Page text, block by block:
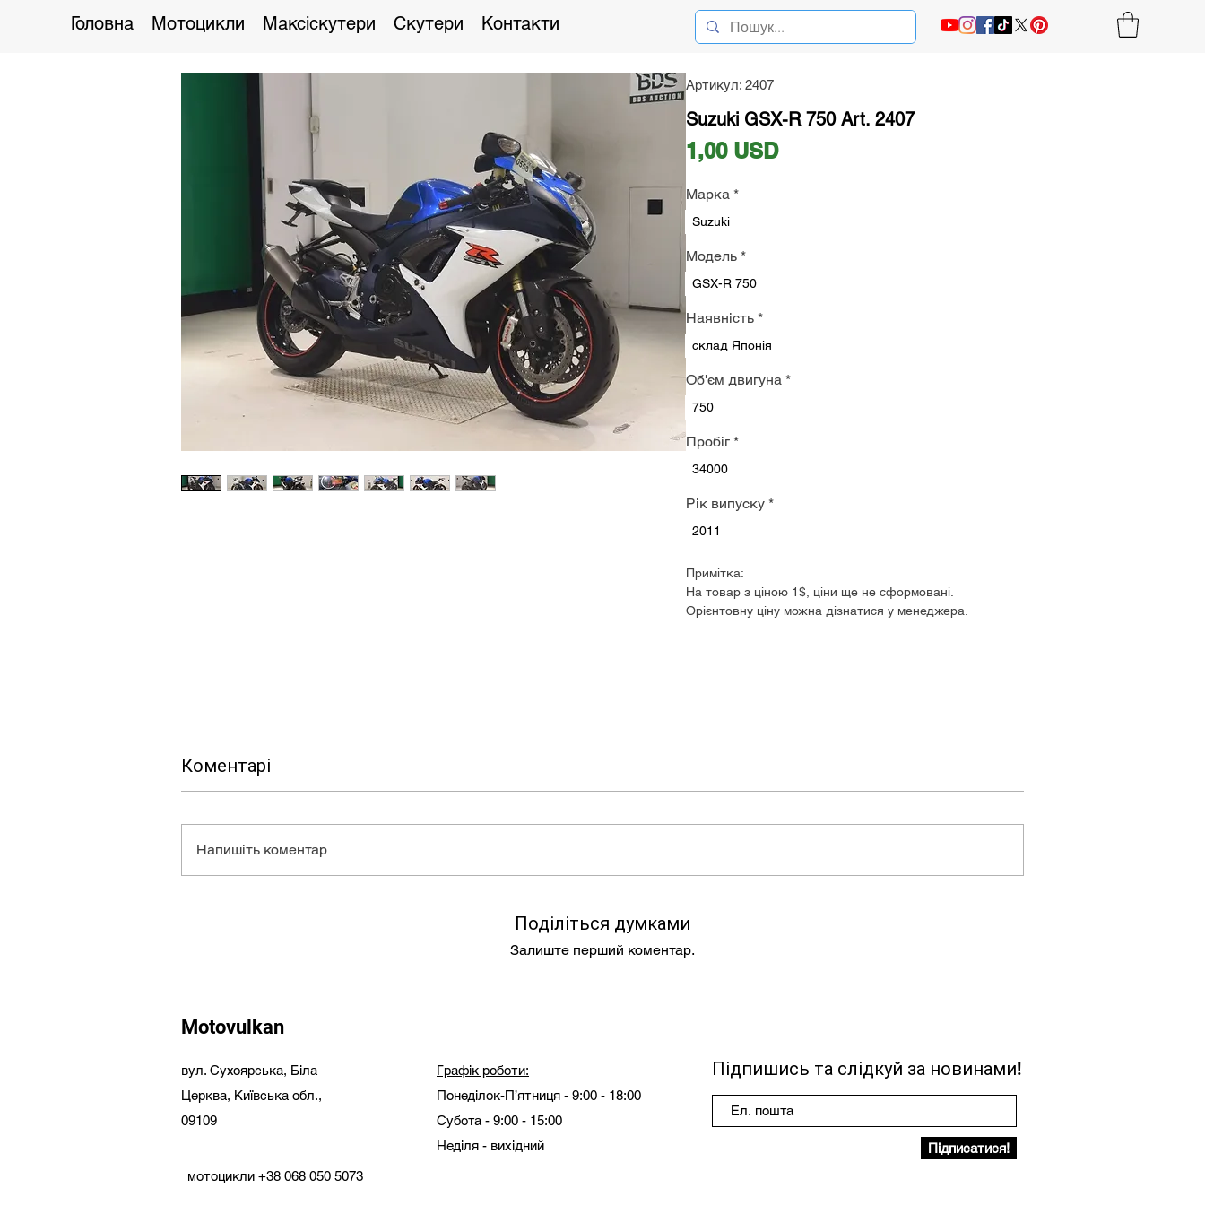
Головна Мотоцикли Максіскутери Скутери Контакти
Артикул: 2407
Suzuki GSX-R 750 Art. 2407
1,00 USDЦіна
Марка *
Suzuki
Модель *
GSX-R 750
Наявність *
склад Японія
Об'єм двигуна *
750
Пробіг *
34000
Рік випуску *
2011
Примітка:
На товар з ціною 1$, ціни ще не сформовані.
Орієнтовну ціну можна дізнатися у менеджера.
Коментарі
Напишіть коментар
Поділіться думками
Залиште перший коментар.
Motovulkan
вул. Сухоярська, Біла
Церква, Київська обл.,
09109
мотоцикли +38 068 050 5073
Графік роботи:
Понеділок-П’ятниця - 9:00 - 18:00
Субота - 9:00 - 15:00
Неділя - вихідний
Підпишись та слідкуй за новинами!
Підписатися!